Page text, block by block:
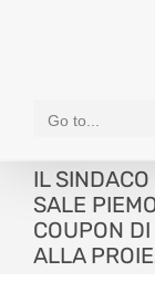
Go to...
IL
SALE
COUPON
ALLA